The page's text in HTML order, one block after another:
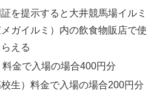
を提示すると大井競馬場イルミ
ガイルミ）内の飲食物販店で使
える
金で入場の場合400円分
生）料金で入場の場合200円分